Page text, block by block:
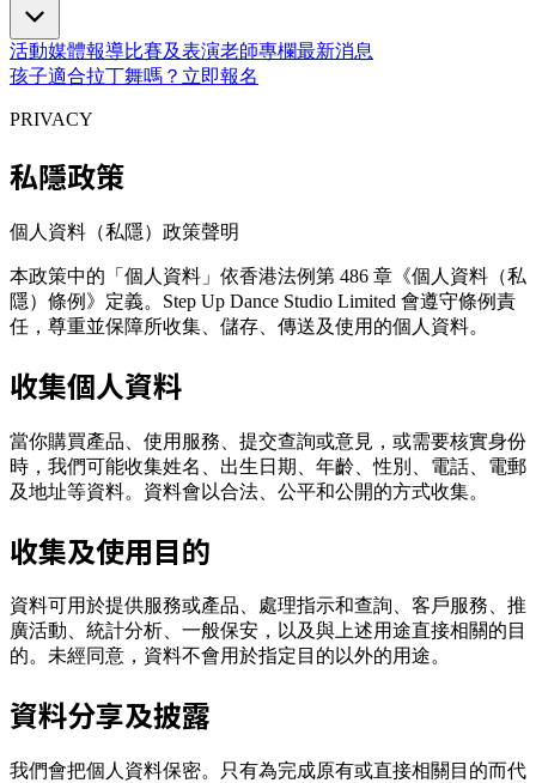
活動媒體報導比賽及表演老師專欄最新消息
孩子適合拉丁舞嗎？ 立即報名
PRIVACY
私隱政策
個人資料（私隱）政策聲明
本政策中的「個人資料」依香港法例第 486 章《個人資料（私
隱）條例》定義。Step Up Dance Studio Limited 會遵守條例責
任，尊重並保障所收集、儲存、傳送及使用的個人資料。
收集個人資料
當你購買產品、使用服務、提交查詢或意見，或需要核實身份
時，我們可能收集姓名、出生日期、年齡、性別、電話、電郵
及地址等資料。資料會以合法、公平和公開的方式收集。
收集及使用目的
資料可用於提供服務或產品、處理指示和查詢、客戶服務、推
廣活動、統計分析、一般保安，以及與上述用途直接相關的目
的。未經同意，資料不會用於指定目的以外的用途。
資料分享及披露
我們會把個人資料保密。只有為完成原有或直接相關目的而代